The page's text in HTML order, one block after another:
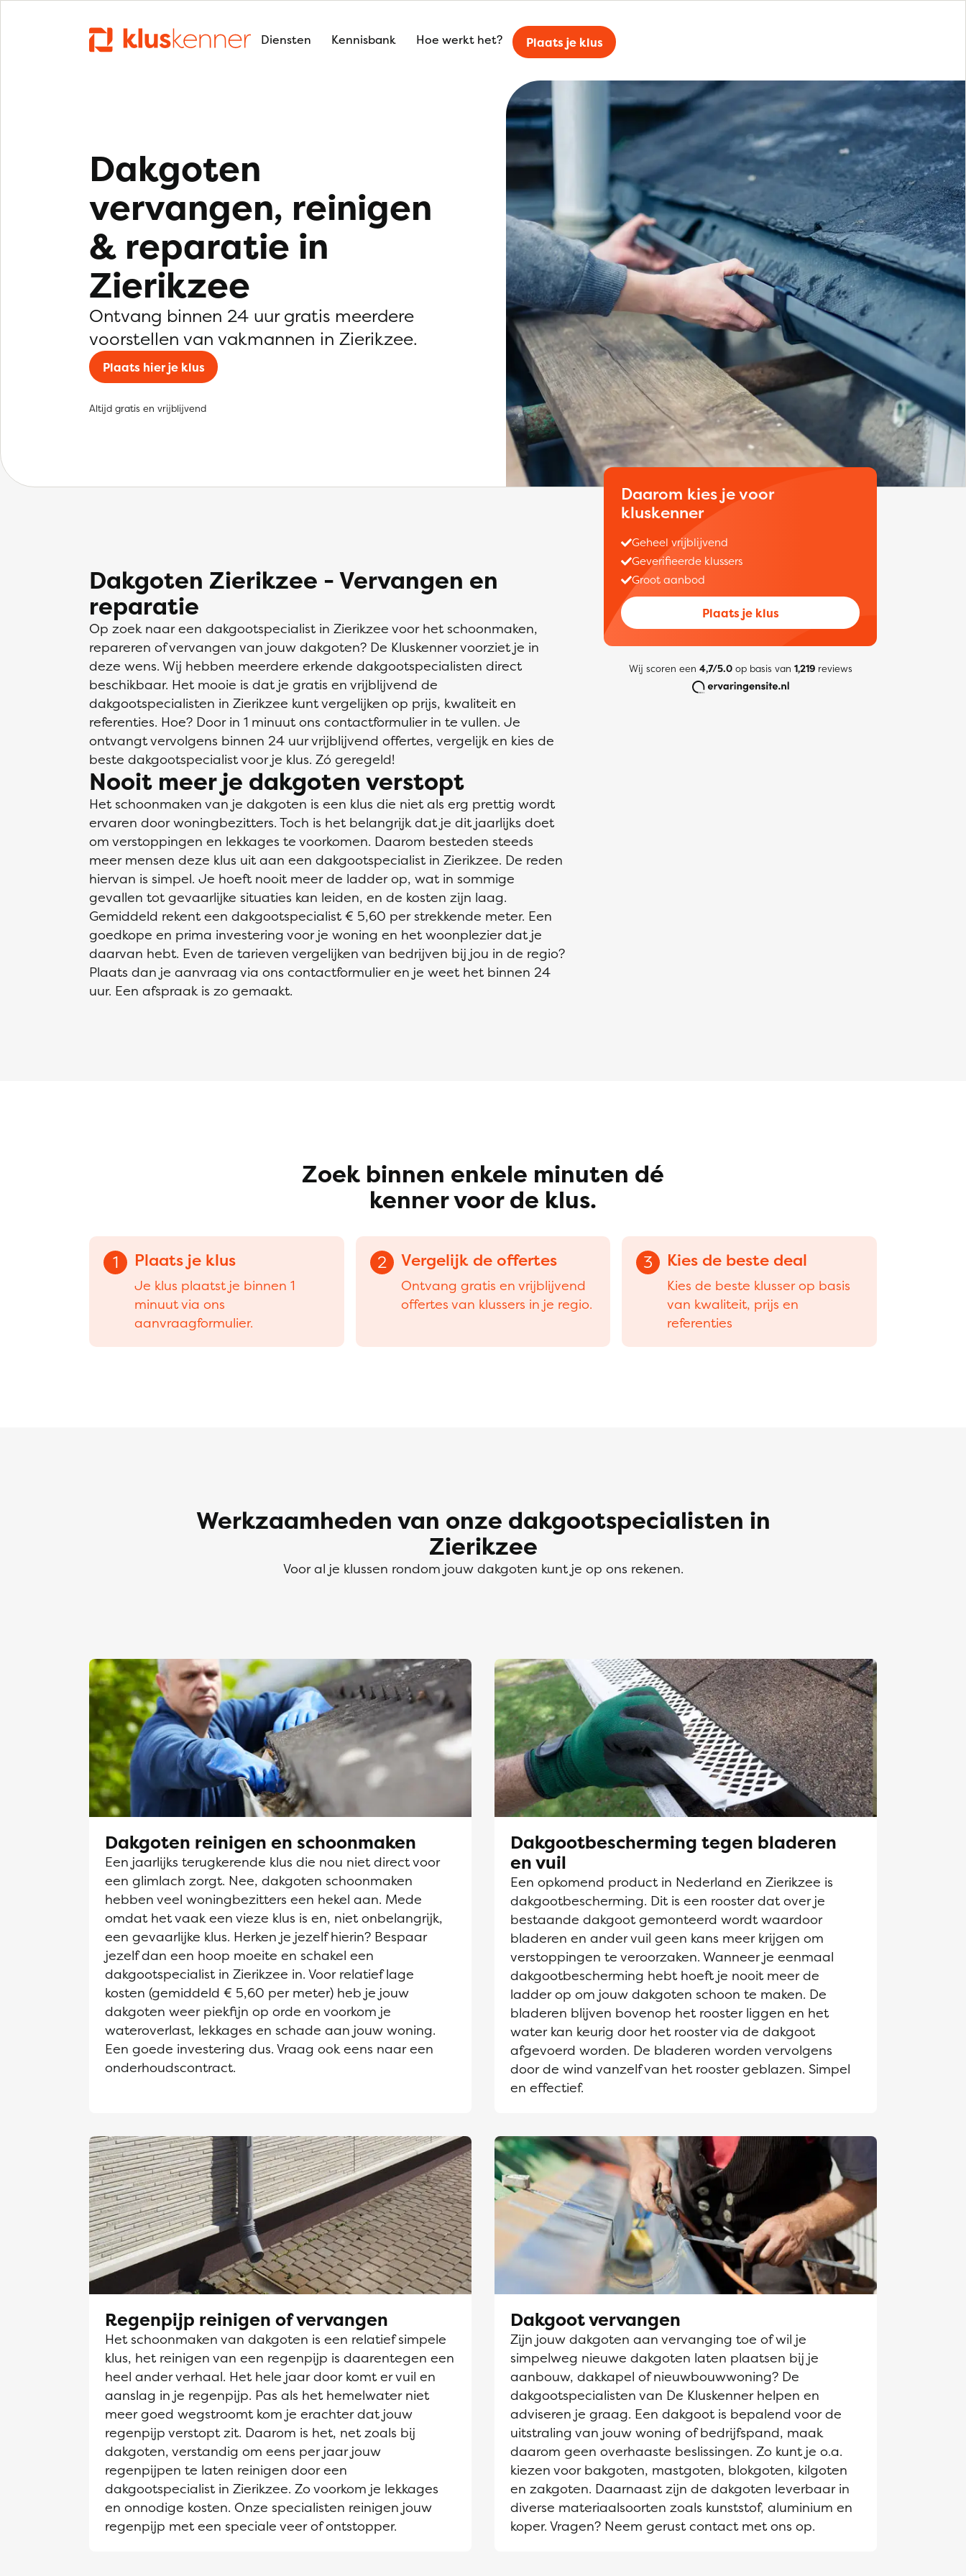
Diensten Kennisbank Hoe werkt het? Plaats je klus
Dakgoten
vervangen, reinigen
& reparatie in
Zierikzee
Ontvang binnen 24 uur gratis meerdere
voorstellen van vakmannen in Zierikzee.
Plaats hier je klus
Altijd gratis en vrijblijvend
Dakgoten Zierikzee - Vervangen en
reparatie
Op zoek naar een dakgootspecialist in Zierikzee voor het schoonmaken,
repareren of vervangen van jouw dakgoten? De Kluskenner voorziet je in
deze wens. Wij hebben meerdere erkende dakgootspecialisten direct
beschikbaar. Het mooie is dat je gratis en vrijblijvend de
dakgootspecialisten in Zierikzee kunt vergelijken op prijs, kwaliteit en
referenties. Hoe? Door in 1 minuut ons contactformulier in te vullen. Je
ontvangt vervolgens binnen 24 uur vrijblijvend offertes, vergelijk en kies de
beste dakgootspecialist voor je klus. Zó geregeld!
Nooit meer je dakgoten verstopt
Het schoonmaken van je dakgoten is een klus die niet als erg prettig wordt
ervaren door woningbezitters. Toch is het belangrijk dat je dit jaarlijks doet
om verstoppingen en lekkages te voorkomen. Daarom besteden steeds
meer mensen deze klus uit aan een dakgootspecialist in Zierikzee. De reden
hiervan is simpel. Je hoeft nooit meer de ladder op, wat in sommige
gevallen tot gevaarlijke situaties kan leiden, en de kosten zijn laag.
Gemiddeld rekent een dakgootspecialist € 5,60 per strekkende meter. Een
goedkope en prima investering voor je woning en het woonplezier dat je
daarvan hebt. Even de tarieven vergelijken van bedrijven bij jou in de regio?
Plaats dan je aanvraag via ons contactformulier en je weet het binnen 24
uur. Een afspraak is zo gemaakt.
Daarom kies je voor
kluskenner
Geheel vrijblijvend
Geverifieerde klussers
Groot aanbod
Plaats je klus
Wij scoren een 4,7/5.0op basis van 1,219reviews
Zoek binnen enkele minuten dé
kenner voor de klus.
1 Plaats je klus
Je klus plaatst je binnen 1
minuut via ons
aanvraagformulier.
2 Vergelijk de offertes
Ontvang gratis en vrijblijvend
offertes van klussers in je regio.
3 Kies de beste deal
Kies de beste klusser op basis
van kwaliteit, prijs en
referenties
Werkzaamheden van onze dakgootspecialisten in
Zierikzee
Voor al je klussen rondom jouw dakgoten kunt je op ons rekenen.
Dakgoten reinigen en schoonmaken
Een jaarlijks terugkerende klus die nou niet direct voor
een glimlach zorgt. Nee, dakgoten schoonmaken
hebben veel woningbezitters een hekel aan. Mede
omdat het vaak een vieze klus is en, niet onbelangrijk,
een gevaarlijke klus. Herken je jezelf hierin? Bespaar
jezelf dan een hoop moeite en schakel een
dakgootspecialist in Zierikzee in. Voor relatief lage
kosten (gemiddeld € 5,60 per meter) heb je jouw
dakgoten weer piekfijn op orde en voorkom je
wateroverlast, lekkages en schade aan jouw woning.
Een goede investering dus. Vraag ook eens naar een
onderhoudscontract.
Dakgootbescherming tegen bladeren
en vuil
Een opkomend product in Nederland en Zierikzee is
dakgootbescherming. Dit is een rooster dat over je
bestaande dakgoot gemonteerd wordt waardoor
bladeren en ander vuil geen kans meer krijgen om
verstoppingen te veroorzaken. Wanneer je eenmaal
dakgootbescherming hebt hoeft je nooit meer de
ladder op om jouw dakgoten schoon te maken. De
bladeren blijven bovenop het rooster liggen en het
water kan keurig door het rooster via de dakgoot
afgevoerd worden. De bladeren worden vervolgens
door de wind vanzelf van het rooster geblazen. Simpel
en effectief.
Regenpijp reinigen of vervangen
Het schoonmaken van dakgoten is een relatief simpele
klus, het reinigen van een regenpijp is daarentegen een
heel ander verhaal. Het hele jaar door komt er vuil en
aanslag in je regenpijp. Pas als het hemelwater niet
meer goed wegstroomt kom je erachter dat jouw
regenpijp verstopt zit. Daarom is het, net zoals bij
dakgoten, verstandig om eens per jaar jouw
regenpijpen te laten reinigen door een
dakgootspecialist in Zierikzee. Zo voorkom je lekkages
en onnodige kosten. Onze specialisten reinigen jouw
regenpijp met een speciale veer of ontstopper.
Dakgoot vervangen
Zijn jouw dakgoten aan vervanging toe of wil je
simpelweg nieuwe dakgoten laten plaatsen bij je
aanbouw, dakkapel of nieuwbouwwoning? De
dakgootspecialisten van De Kluskenner helpen en
adviseren je graag. Een dakgoot is bepalend voor de
uitstraling van jouw woning of bedrijfspand, maak
daarom geen overhaaste beslissingen. Zo kunt je o.a.
kiezen voor bakgoten, mastgoten, blokgoten, kilgoten
en zakgoten. Daarnaast zijn de dakgoten leverbaar in
diverse materiaalsoorten zoals kunststof, aluminium en
koper. Vragen? Neem gerust contact met ons op.